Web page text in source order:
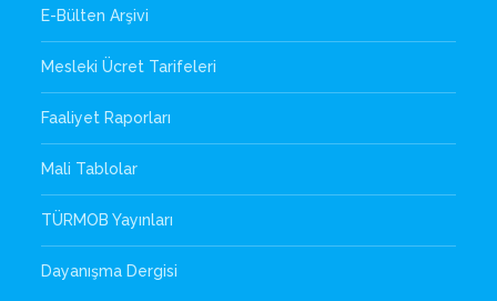
E-Bülten Arşivi
Mesleki Ücret Tarifeleri
Faaliyet Raporları
Mali Tablolar
TÜRMOB Yayınları
Dayanışma Dergisi